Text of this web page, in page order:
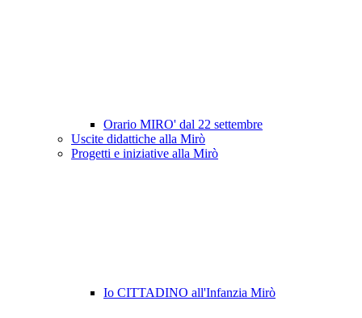
Orario MIRO' dal 22 settembre
Uscite didattiche alla Mirò
Progetti e iniziative alla Mirò
Io CITTADINO all'Infanzia Mirò